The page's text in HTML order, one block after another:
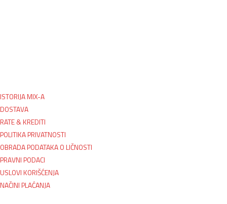
ISTORIJA MIX-A
DOSTAVA
RATE & KREDITI
POLITIKA PRIVATNOSTI
OBRADA PODATAKA O LIČNOSTI
PRAVNI PODACI
USLOVI KORIŠĆENJA
NAČINI PLAĆANJA